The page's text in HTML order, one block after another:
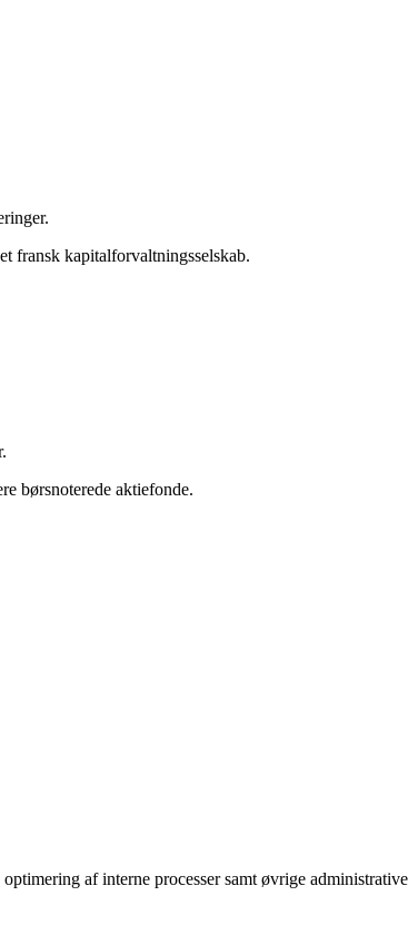
fransk kapitalforvaltningsselskab.
børsnoterede aktiefonde.
af interne processer samt øvrige administrative